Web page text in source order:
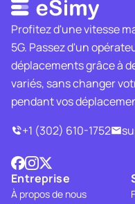
Profitez d'une vitesse
5G. Passez d'un
déplacements grâce à
variés, sans changer
pendant vos
+1 (302) 610-1752
Entreprise
À propos de nous